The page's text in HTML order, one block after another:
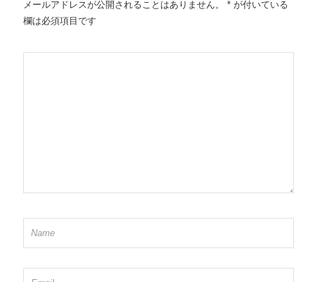
メールアドレスが公開されることはありません。 *が付いている
欄は必須項目です